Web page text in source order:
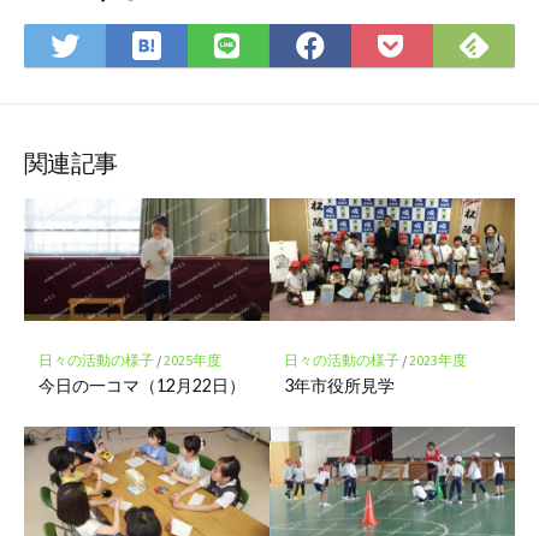
Twitter
で
ア
は
て
ク
マ
ー
ク
に
保
存
LINE
で
Facebook
で
Pocket
に
で
関連記事
日々の活動の様子/2025年度
今日の一コマ（12月22日）
日々の活動の様子/2023年度
3年市役所見学